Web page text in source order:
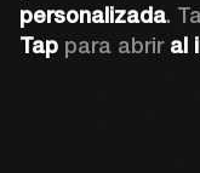
personalizada.
Tap para abrir al